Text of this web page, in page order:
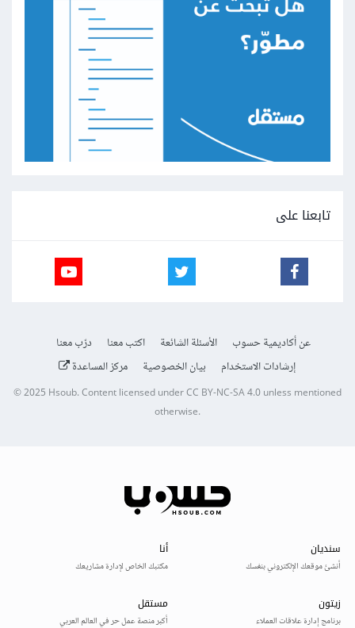
تابعنا على
عن أكاديمية حسوب الأسئلة الشائعة اكتب معنا
درّب معنا
إرشادات الاستخدام
بيان الخصوصية مركز المساعدة
© 2025Hsoub.Content licensed underCC BY-NC-SA 4.0unless mentioned
otherwise.